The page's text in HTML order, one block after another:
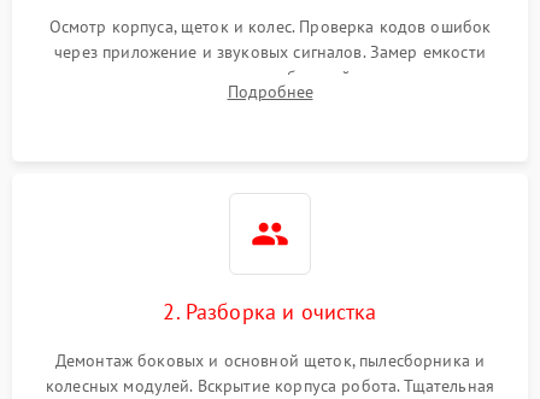
Осмотр корпуса, щеток и колес. Проверка кодов ошибок
через приложение и звуковых сигналов. Замер емкости
аккумулятора и тестирование базовой станции зарядки.
Оценка работы лидара, бампера и датчиков падения для
Подробнее
2. Разборка и очистка
Демонтаж боковых и основной щеток, пылесборника и
колесных модулей. Вскрытие корпуса робота. Тщательная